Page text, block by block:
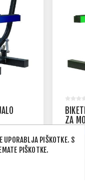
ZA
89,00
UPORABLJA PIŠKOTKE. S
PIŠKOTKE.